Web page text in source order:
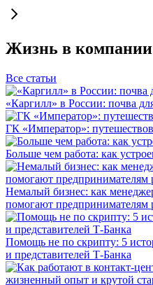
Жизнь в компании
Все статьи
«Каргилл» в России: почва
ГК «Император»:
Больше чем работа: как
Немалый бизнес: как
помогают предпринимателям
Помощь не по скрипту: 5
и представителей Т-Банка